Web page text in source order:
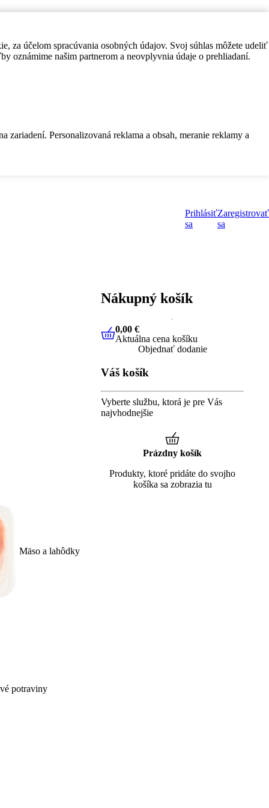
za účelom spracúvania osobných údajov. Svoj súhlas môžete udeliť
oznámime našim partnerom a neovplyvnia údaje o prehliadaní.
Personalizovaná reklama a obsah, meranie reklamy a
Prihlásiť
sa
Zaregistrovať
sa
Mäso a lahôdky
potraviny
Nákupný košík
0,00 €Aktuálna cena košíku
0,00 €
Aktuálna cena košíku
Objednať dodanie
Váš košík
Vyberte službu, ktorá je pre Vás
najvhodnejšie
Prázdny košík
Produkty, ktoré pridáte do svojho
košíka sa zobrazia tu